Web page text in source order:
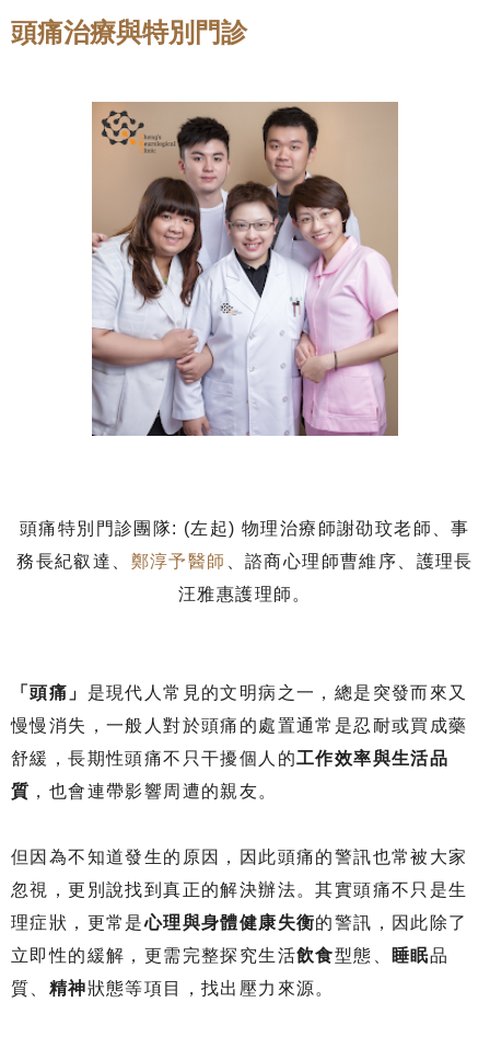
頭痛治療與特別門診
頭痛特別門診團隊: (左起) 物理治療師謝劭玟老師、事
務長紀叡達、 鄭淳予醫師
、諮商心理師曹維序、護理長
汪雅惠護理師。
「‪頭痛‬」 是現代人常見的文明病之一，總是突發而來又
慢慢消失，一般人對於頭痛的處置通常是忍耐或買成藥
舒緩，長期性頭痛不只干擾個人的工作效率與生活品
質‬ ，也會連帶影響周遭的親友。
但因為不知道發生的原因，因此頭痛的警訊也常被大家
忽視，更別說找到真正的解決辦法。其實頭痛不只是生
理症狀，更常是心理與身體健康失衡‬的警訊，因此除了
立即性的緩解，更需完整探究生活飲食型態、 睡眠品
質、 精神狀態等項目，找出壓力來源。